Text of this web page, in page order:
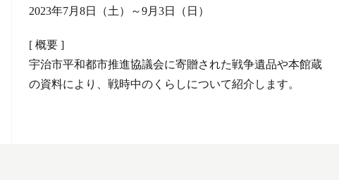
2023年7月8日（土）～9月3日（日）
[ 概要 ]
宇治市平和都市推進協議会に寄贈された戦争遺品や本館蔵
の資料により、戦時中のくらしについて紹介します。